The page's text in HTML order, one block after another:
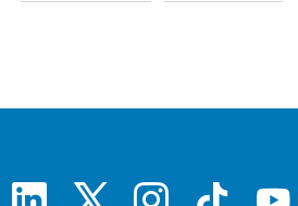
linkedin instagram tiktok